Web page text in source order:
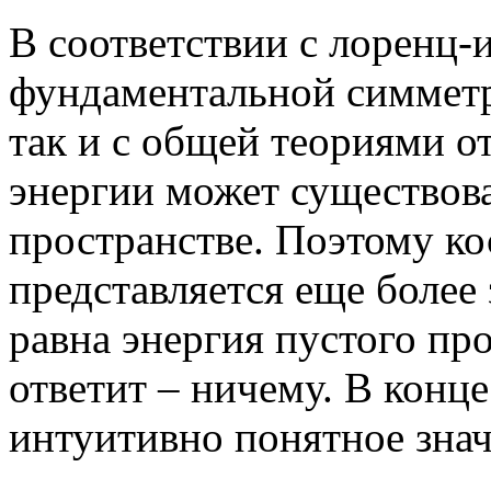
В соответствии с
фундаментальной
так и с общей теориями
энергии может
пространстве. Поэтому
представляется еще
равна энергия пустого
ответит – ничему. В
интуитивно понятное